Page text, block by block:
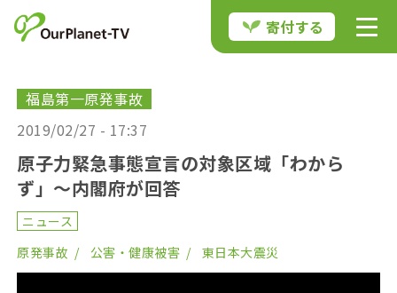
寄付する
福島第一原発事故
2019/02/27 - 17:37
原子力緊急事態宣言の対象区域「わから
ず」〜内閣府が回答
ニュース
原発事故
公害・健康被害 東日本大震災